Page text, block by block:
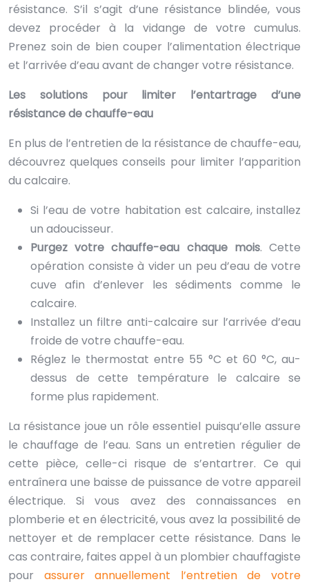
résistance. S’il s’agit d’une résistance blindée, vous
devez procéder à la vidange de votre cumulus.
Prenez soin de bien couper l’alimentation électrique
et l’arrivée d’eau avant de changer votre résistance.
Les solutions pour limiter l’entartrage d’une
résistance de chauffe-eau
En plus de l’entretien de la résistance de chauffe-eau,
découvrez quelques conseils pour limiter l’apparition
du calcaire.
Si l’eau de votre habitation est calcaire, installez
un adoucisseur.
Purgez votre chauffe-eau chaque mois. Cette
opération consiste à vider un peu d’eau de votre
cuve afin d’enlever les sédiments comme le
calcaire.
Installez un filtre anti-calcaire sur l’arrivée d’eau
froide de votre chauffe-eau.
Réglez le thermostat entre 55 °C et 60 °C, au-
dessus de cette température le calcaire se
forme plus rapidement.
La résistance joue un rôle essentiel puisqu’elle assure
le chauffage de l’eau. Sans un entretien régulier de
cette pièce, celle-ci risque de s’entartrer. Ce qui
entraînera une baisse de puissance de votre appareil
électrique. Si vous avez des connaissances en
plomberie et en électricité, vous avez la possibilité de
nettoyer et de remplacer cette résistance. Dans le
cas contraire, faites appel à un plombier chauffagiste
pour assurer annuellement l’entretien de votre